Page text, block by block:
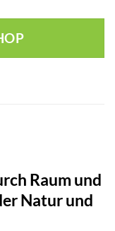
Raum und
Natur und